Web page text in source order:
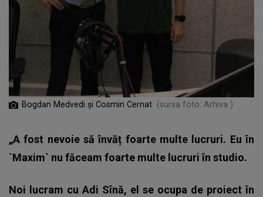
Bogdan Medvedi și Cosmin Cernat (sursa foto: Arhiva )
„A fost nevoie să învăț foarte multe lucruri. Eu în
`Maxim` nu făceam foarte multe lucruri în studio.
Noi lucram cu Adi Sînă, el se ocupa de proiect în